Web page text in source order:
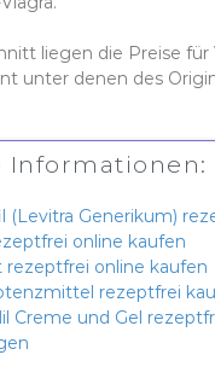
liegen die Preise für
unter denen des
Informationen:
(Levitra Generikum)
online kaufen
rezeptfrei online kaufen
rezeptfrei
Creme und Gel